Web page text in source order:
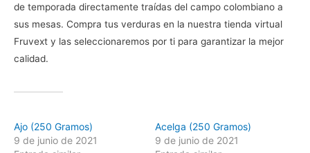
de temporada directamente traídas del campo colombiano a
sus mesas. Compra tus verduras en la nuestra tienda virtual
Fruvext y las seleccionaremos por ti para garantizar la mejor
calidad.
Ajo (250 Gramos)
9 de junio de 2021
Acelga (250 Gramos)
9 de junio de 2021